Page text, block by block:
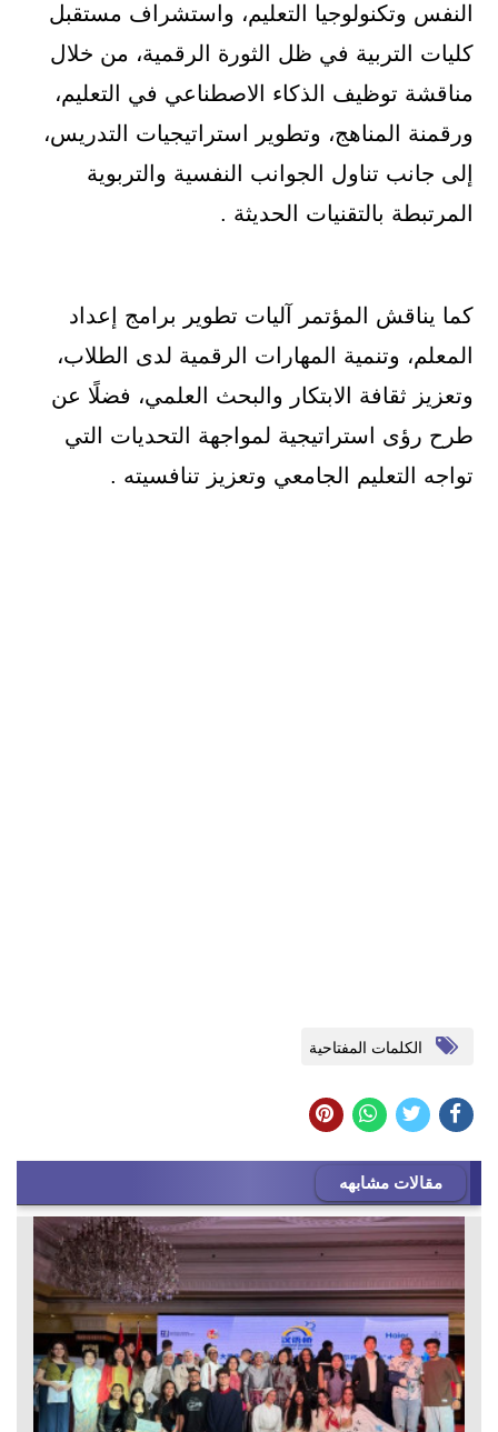
النفس وتكنولوجيا التعليم، واستشراف مستقبل
كليات التربية في ظل الثورة الرقمية، من خلال
مناقشة توظيف الذكاء الاصطناعي في التعليم،
ورقمنة المناهج، وتطوير استراتيجيات التدريس،
إلى جانب تناول الجوانب النفسية والتربوية
المرتبطة بالتقنيات الحديثة .
كما يناقش المؤتمر آليات تطوير برامج إعداد
المعلم، وتنمية المهارات الرقمية لدى الطلاب،
وتعزيز ثقافة الابتكار والبحث العلمي، فضلًا عن
طرح رؤى استراتيجية لمواجهة التحديات التي
تواجه التعليم الجامعي وتعزيز تنافسيته .
الكلمات المفتاحية
مقالات مشابهه